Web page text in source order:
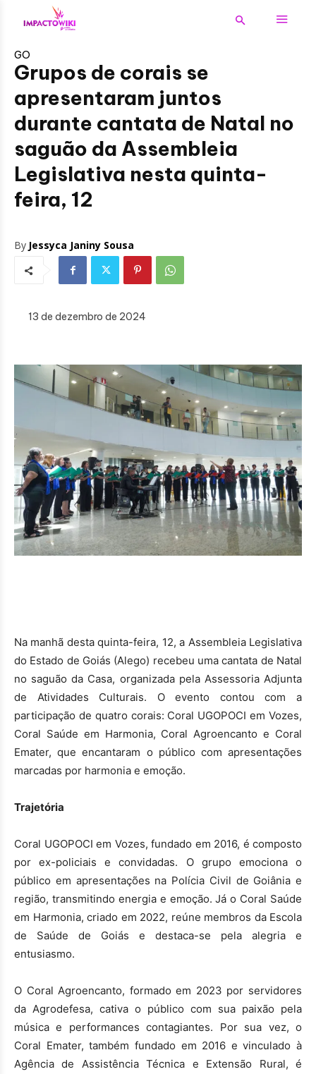
GO
Grupos de corais se
apresentaram juntos
durante cantata de Natal no
saguão da Assembleia
Legislativa nesta quinta-
feira, 12
By Jessyca Janiny Sousa
13 de dezembro de 2024
Na manhã desta quinta-feira, 12, a Assembleia Legislativa
do Estado de Goiás (Alego) recebeu uma cantata de Natal
no saguão da Casa, organizada pela Assessoria Adjunta
de Atividades Culturais. O evento contou com a
participação de quatro corais: Coral UGOPOCI em Vozes,
Coral Saúde em Harmonia, Coral Agroencanto e Coral
Emater, que encantaram o público com apresentações
marcadas por harmonia e emoção.
Trajetória
Coral UGOPOCI em Vozes, fundado em 2016, é composto
por ex-policiais e convidadas. O grupo emociona o
público em apresentações na Polícia Civil de Goiânia e
região, transmitindo energia e emoção. Já o Coral Saúde
em Harmonia, criado em 2022, reúne membros da Escola
de Saúde de Goiás e destaca-se pela alegria e
entusiasmo.
O Coral Agroencanto, formado em 2023 por servidores
da Agrodefesa, cativa o público com sua paixão pela
música e performances contagiantes. Por sua vez, o
Coral Emater, também fundado em 2016 e vinculado à
Agência de Assistência Técnica e Extensão Rural, é